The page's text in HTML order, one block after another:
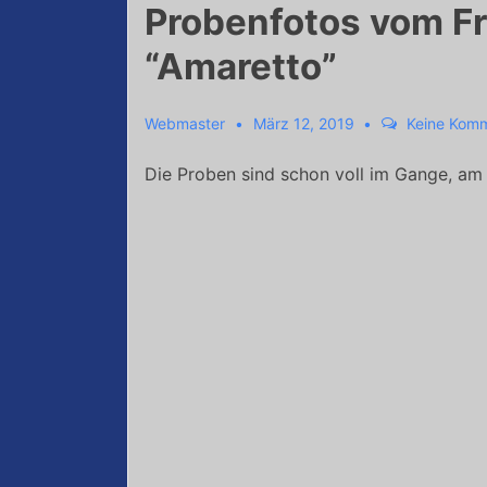
Probenfotos vom
“Amaretto”
Webmaster März 12, 2019 Keine
Die Proben sind schon voll im Gange,